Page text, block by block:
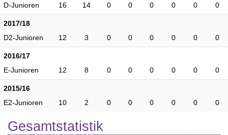
D-Junioren 16 14 0 0 0 0 0 0
2017/18
D2-Junioren
12 3 0 0 0 0 0 0
2016/17
E-Junioren
12 8 0 0 0 0 0 0
2015/16
E2-Junioren
10 2 0 0 0 0 0 0
Gesamtstatistik